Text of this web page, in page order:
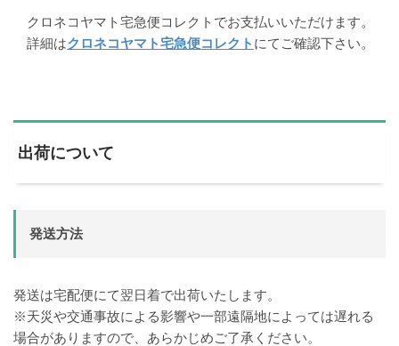
クロネコヤマト宅急便コレクトでお支払いいただけます。
詳細はクロネコヤマト宅急便コレクト にてご確認下さい。
出荷について
発送方法
発送は宅配便にて翌日着で出荷いたします。
※天災や交通事故による影響や一部遠隔地によっては遅れる
場合がありますので、あらかじめご了承ください。